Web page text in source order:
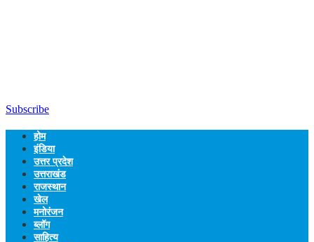
Subscribe
होम
इंडिया
उत्तर प्रदेश
उत्तराखंड
राजस्थान
खेल
मनोरंजन
ब्लॉग
साहित्य